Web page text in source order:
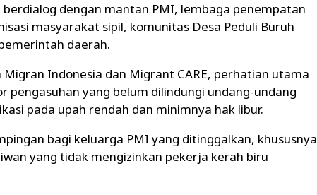
berdialog dengan mantan PMI, lembaga penempatan
masyarakat sipil, komunitas Desa Peduli Buruh
daerah.
Indonesia dan Migrant CARE, perhatian utama
pengasuhan yang belum dilindungi undang-undang
pada upah rendah dan minimnya hak libur.
bagi keluarga PMI yang ditinggalkan, khususnya
yang tidak mengizinkan pekerja kerah biru